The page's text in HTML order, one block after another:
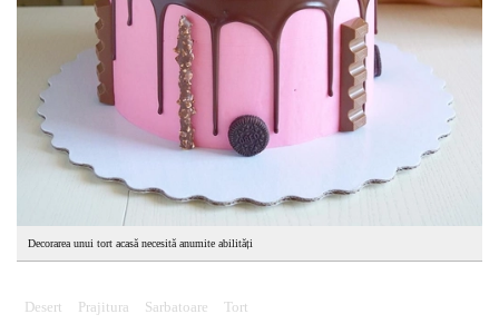
Decorarea unui tort acasă necesită anumite abilități
Desert Prajitura Sarbatoare Tort